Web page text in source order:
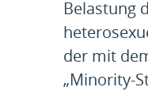
Belastung
der mit
„Minority-